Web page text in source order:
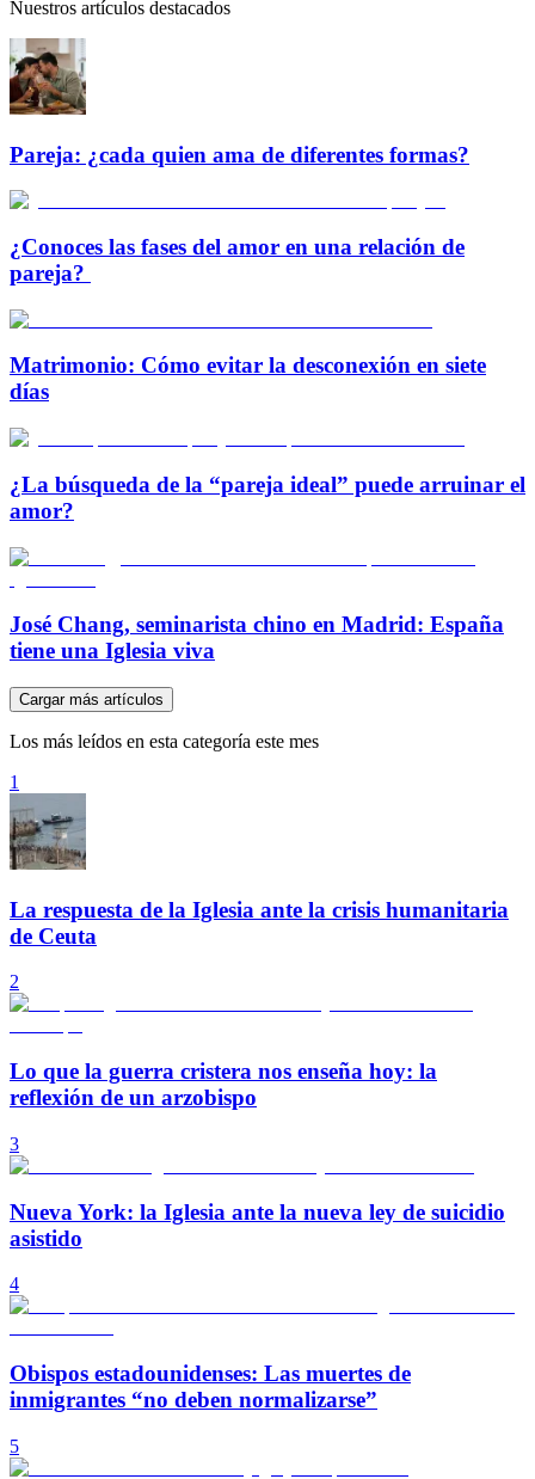
Nuestros artículos destacados
Pareja: ¿cada quien ama de diferentes formas?
¿Conoces las fases del amor en una relación de
pareja?
Matrimonio: Cómo evitar la desconexión en siete
días
¿La búsqueda de la “pareja ideal” puede arruinar el
amor?
José Chang, seminarista chino en Madrid: España
tiene una Iglesia viva
Cargar más artículos
Los más leídos en esta categoría este mes
1
La respuesta de la Iglesia ante la crisis humanitaria
de Ceuta
2
Lo que la guerra cristera nos enseña hoy: la
reflexión de un arzobispo
3
Nueva York: la Iglesia ante la nueva ley de suicidio
asistido
4
Obispos estadounidenses: Las muertes de
inmigrantes “no deben normalizarse”
5